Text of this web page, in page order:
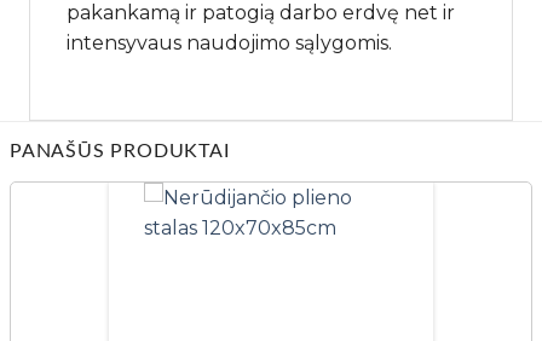
pakankamą ir patogią darbo erdvę net ir
intensyvaus naudojimo sąlygomis.
PANAŠŪS PRODUKTAI